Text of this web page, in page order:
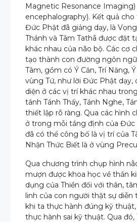
Magnetic Resonance Imaging)
encephalography). Kết quả
Đức Phật đã giảng dạy, là
Thánh và Tâm Tathā được đặt
khác nhau của não bộ. Các cơ
tạo thành con đường ngôn
Tâm, gồm có Ý Căn, Trí Năng,
vùng Tứ, như lời Đức Phật dạy,
diện ở các vị trí khác nhau
tánh Tánh Thấy, Tánh Nghe,
thiết lập rõ ràng. Qua các hình
ở trong mỗi tầng định của Đức
đã có thể công bố là vị trí của
Nhận Thức Biết là ở vùng
Qua chương trình chụp hình
mượn được khoa học về thần
dụng của Thiền đối với thân,
linh của con người thật sự diễn
khi ta thực hành đúng kỹ
thực hành sai kỹ thuật. Qua đó,